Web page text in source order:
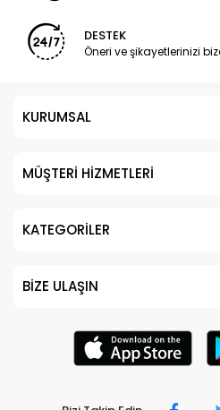
DESTEK
Öneri ve şikayetlerinizi
KURUMSAL
MÜŞTERİ HİZMETLERİ
KATEGORİLER
BİZE ULAŞIN